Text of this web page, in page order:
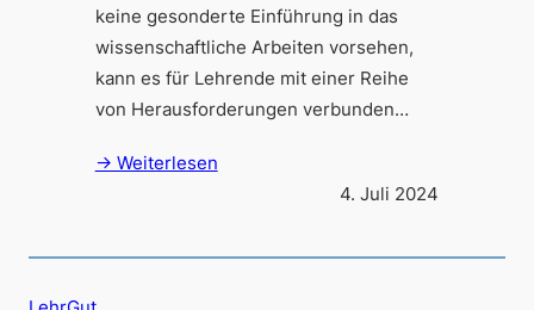
keine gesonderte Einführung in das
wissenschaftliche Arbeiten vorsehen,
kann es für Lehrende mit einer Reihe
von Herausforderungen verbunden…
→ Weiterlesen
4. Juli 2024